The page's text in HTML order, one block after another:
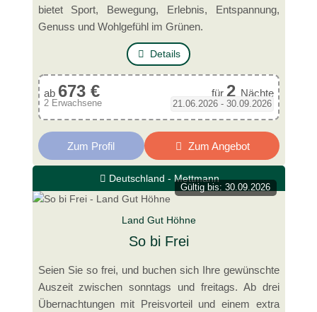
bietet Sport, Bewegung, Erlebnis, Entspannung,
Genuss und Wohlgefühl im Grünen.
Details
ab 673 € für 2 Nächte
2 Erwachsene 21.06.2026 - 30.09.2026
Zum Profil Zum Angebot
Deutschland - Mettmann
Gültig bis: 30.09.2026
Land Gut Höhne
So bi Frei
Seien Sie so frei, und buchen sich Ihre gewünschte
Auszeit zwischen sonntags und freitags. Ab drei
Übernachtungen mit Preisvorteil und einem extra